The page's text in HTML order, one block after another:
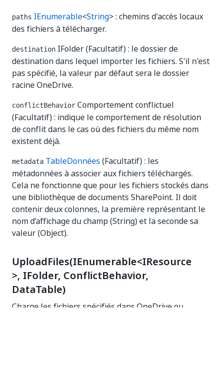
paths IEnumerable<String> : chemins d'accès locaux
des fichiers à télécharger.
destination IFolder (Facultatif) : le dossier de
destination dans lequel importer les fichiers. S'il n'est
pas spécifié, la valeur par défaut sera le dossier
racine OneDrive.
conflictBehavior Comportement conflictuel
(Facultatif) : indique le comportement de résolution
de conflit dans le cas où des fichiers du même nom
existent déjà.
metadata TableDonnées (Facultatif) : les
métadonnées à associer aux fichiers téléchargés.
Cela ne fonctionne que pour les fichiers stockés dans
une bibliothèque de documents SharePoint. Il doit
contenir deux colonnes, la première représentant le
nom d’affichage du champ (String) et la seconde sa
valeur (Object).
UploadFiles(IEnumerable<IResource
>, IFolder, ConflictBehavior,
DataTable)
Charge les fichiers spécifiés dans OneDrive ou